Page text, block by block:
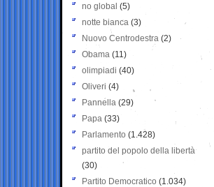
no global (5)
notte bianca (3)
Nuovo Centrodestra (2)
Obama (11)
olimpiadi (40)
Oliveri (4)
Pannella (29)
Papa (33)
Parlamento (1.428)
partito del popolo della libertà
(30)
Partito Democratico (1.034)